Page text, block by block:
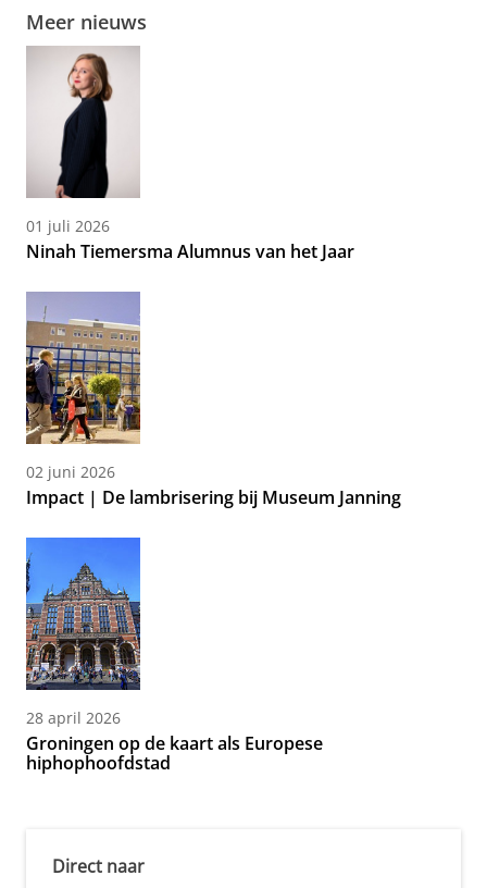
Meer nieuws
01 juli 2026
Ninah Tiemersma Alumnus van het Jaar
02 juni 2026
Impact | De lambrisering bij Museum Janning
28 april 2026
Groningen op de kaart als Europese
hiphophoofdstad
Direct naar